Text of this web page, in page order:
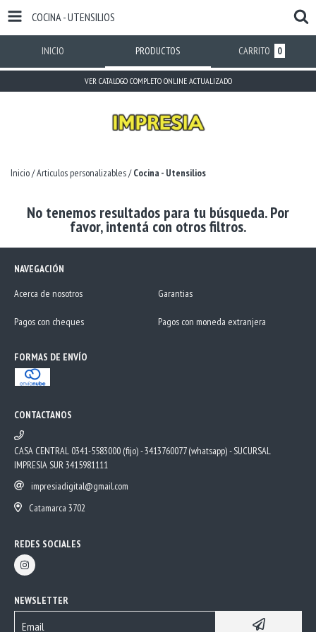
COCINA - UTENSILIOS
INICIO PRODUCTOS CARRITO 0
VER CATALOGO COMPLETO ONLINE ACTUALIZADO
Inicio/Articulos personalizables/ Cocina - Utensilios
No tenemos resultados para tu búsqueda. Por
favor, intentá con otros filtros.
NAVEGACIÓN
Acerca de nosotros
Garantias
Pagos con cheques Pagos con moneda extranjera
FORMAS DE ENVÍO
CONTACTANOS
CASA CENTRAL 0341-5583000 (fijo) - 3413760077 (whatsapp) - SUCURSAL
IMPRESIA SUR 3415981111
impresiadigital@gmail.com
Catamarca 3702
REDES SOCIALES
NEWSLETTER